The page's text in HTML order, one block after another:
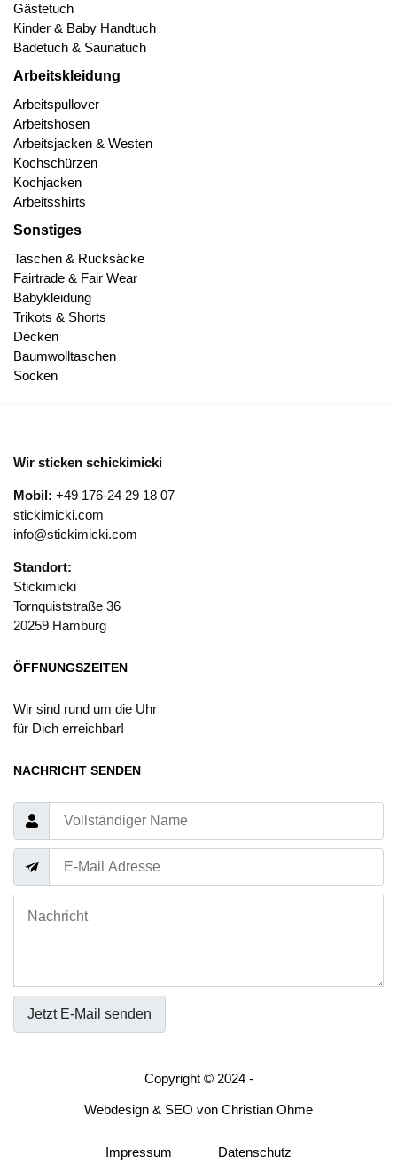
Gästetuch
Kinder & Baby Handtuch
Badetuch & Saunatuch
Arbeitskleidung
Arbeitspullover
Arbeitshosen
Arbeitsjacken & Westen
Kochschürzen
Kochjacken
Arbeitsshirts
Sonstiges
Taschen & Rucksäcke
Fairtrade & Fair Wear
Babykleidung
Trikots & Shorts
Decken
Baumwolltaschen
Socken
Wir sticken schickimicki
Mobil: +49 176-24 29 18 07
stickimicki.com
info@stickimicki.com
Standort:
Stickimicki
Tornquiststraße 36
20259 Hamburg
ÖFFNUNGSZEITEN
Wir sind rund um die Uhr
für Dich erreichbar!
NACHRICHT SENDEN
Jetzt E-Mail senden
Copyright © 2024 -
Webdesign & SEO von Christian Ohme
Impressum Datenschutz